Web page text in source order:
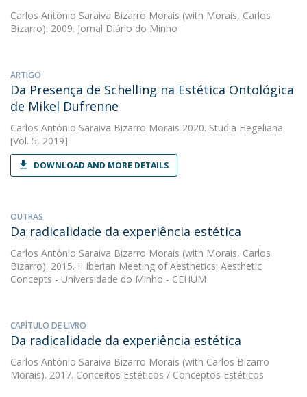
Carlos António Saraiva Bizarro Morais (with Morais, Carlos
Bizarro). 2009. Jornal Diário do Minho
ARTIGO
Da Presença de Schelling na Estética Ontológica
de Mikel Dufrenne
Carlos António Saraiva Bizarro Morais 2020. Studia Hegeliana
[Vol. 5, 2019]
DOWNLOAD AND MORE DETAILS
OUTRAS
Da radicalidade da experiência estética
Carlos António Saraiva Bizarro Morais (with Morais, Carlos
Bizarro). 2015. II Iberian Meeting of Aesthetics: Aesthetic
Concepts - Universidade do Minho - CEHUM
CAPÍTULO DE LIVRO
Da radicalidade da experiência estética
Carlos António Saraiva Bizarro Morais (with Carlos Bizarro
Morais). 2017. Conceitos Estéticos / Conceptos Estéticos